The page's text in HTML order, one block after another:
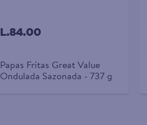
L.84.00
Papas Fritas Great Value
Ondulada Sazonada - 737 g